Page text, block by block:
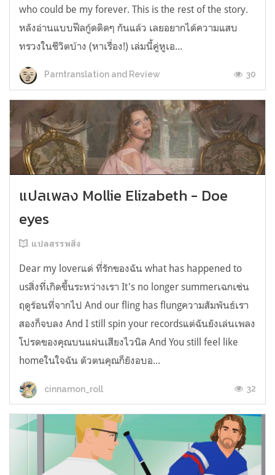
who could be my forever. This is the rest of the story.
หลังอ่านแบบฟีลกู้ดติดๆ กันแล้ว เลยอยากได้ความแสบ
ทรวงในชีวิตบ้าง (หาเรื่อง!) เล่มนี้คู่หูเอ...
Parntranslation and Review 30
แปลเพลง Mollie Elizabeth - Doe
eyes
แปลสรรพสิ่ง
Dear my loverแด่ ที่รักของฉัน what has happened to
usสิ่งที่เกิดขึ้นระหว่างเรา It's no longer summerเฉกเช่น
ฤดูร้อนที่จากไป And our fling has flungความสัมพันธ์เรา
สองก็จบลง And I still spin your recordsแต่ฉันยังเล่นเพลง
โปรดของคุณบนแผ่นเสียงไวนิล And You still feel like
homeในใจฉัน ตัวตนคุณก็ยังอบอ...
cinnamon_roll 32